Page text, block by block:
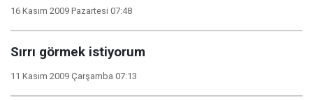
16 Kasım 2009 Pazartesi 07:48
Sırrı görmek istiyorum
11 Kasım 2009 Çarşamba 07:13